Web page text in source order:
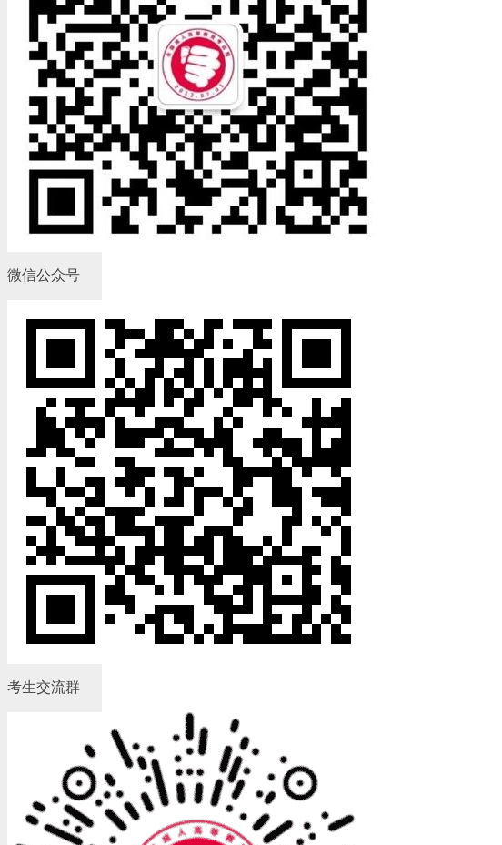
微信公众号
考生交流群